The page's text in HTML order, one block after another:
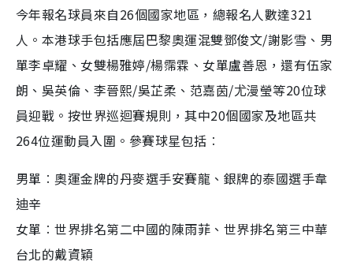
今年報名球員來自26個國家地區，總報名人數達321
人。本港球手包括應屆巴黎奧運混雙鄧俊文/謝影雪、男
單李卓耀、女雙楊雅婷/楊霈霖、女單盧善恩，還有伍家
朗、吳英倫、李晉熙/吳芷柔、范嘉茵/尤漫瑩等20位球
員迎戰。 按世界巡迴賽規則，其中20個國家及地區共
264位運動員入圍。參賽球星包括︰
男單︰奧運金牌的丹麥選手安賽龍、銀牌的泰國選手韋
迪辛
女單︰世界排名第二中國的陳雨菲、世界排名第三中華
台北的戴資穎